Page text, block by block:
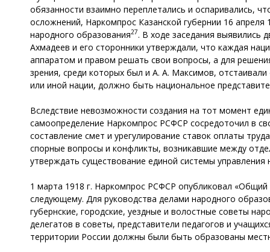
обязанности взаимно переплетались и оспаривались,
осложнений, Наркомпрос Казанской губернии 16
народного образования27. В ходе заседания выявились
Ахмадеев и его сторонники утверждали, что каждая
аппаратом и правом решать свои вопросы, а для
зрения, среди которых был и А. А. Максимов,
или иной нации, должно быть национальное
Вследствие невозможности создания на тот момент
самоопределение Наркомпрос РСФСР сосредоточил в
составление смет и урегулирование ставок оплаты
спорные вопросы и конфликты, возникавшие между
утверждать существование единой системы
1 марта 1918 г. Наркомпрос РСФСР опубликовал
следующему. Для руководства делами народного
губернские, городские, уездные и волостные советы
делегатов в советы, представители педагогов и
территории России должны были быть образованы